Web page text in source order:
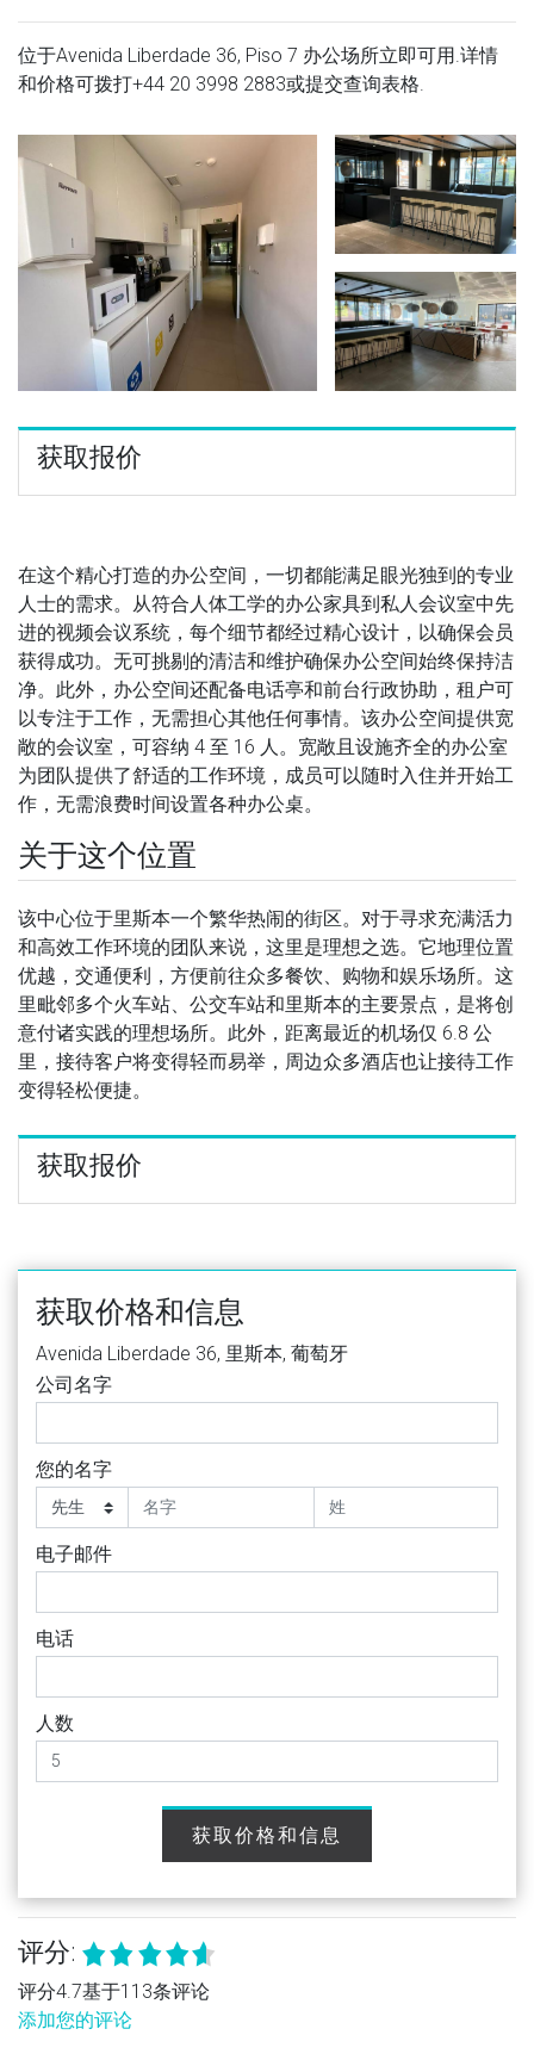
位于Avenida Liberdade 36, Piso 7 办公场所立即可用.详情
和价格可拨打+44 20 3998 2883或提交查询表格.
获取报价
在这个精心打造的办公空间，一切都能满足眼光独到的专业
人士的需求。从符合人体工学的办公家具到私人会议室中先
进的视频会议系统，每个细节都经过精心设计，以确保会员
获得成功。无可挑剔的清洁和维护确保办公空间始终保持洁
净。此外，办公空间还配备电话亭和前台行政协助，租户可
以专注于工作，无需担心其他任何事情。该办公空间提供宽
敞的会议室，可容纳 4 至 16 人。宽敞且设施齐全的办公室
为团队提供了舒适的工作环境，成员可以随时入住并开始工
作，无需浪费时间设置各种办公桌。
关于这个位置
该中心位于里斯本一个繁华热闹的街区。对于寻求充满活力
和高效工作环境的团队来说，这里是理想之选。它地理位置
优越，交通便利，方便前往众多餐饮、购物和娱乐场所。这
里毗邻多个火车站、公交车站和里斯本的主要景点，是将创
意付诸实践的理想场所。此外，距离最近的机场仅 6.8 公
里，接待客户将变得轻而易举，周边众多酒店也让接待工作
变得轻松便捷。
获取报价
获取价格和信息
Avenida Liberdade 36, 里斯本, 葡萄牙
公司名字
您的名字
电子邮件
电话
人数
获取价格和信息
评分:
评分4.7基于113条评论
添加您的评论